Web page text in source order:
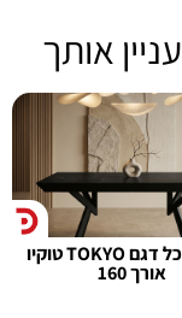
אותך
פינת אוכל דגם TOKYO טוקיו
אורך 160